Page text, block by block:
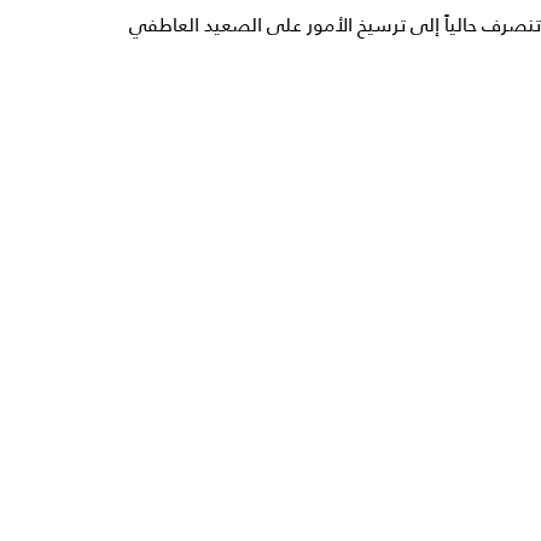
تنصرف حالياً إلى ترسيخ الأمور على الصعيد العاطفي